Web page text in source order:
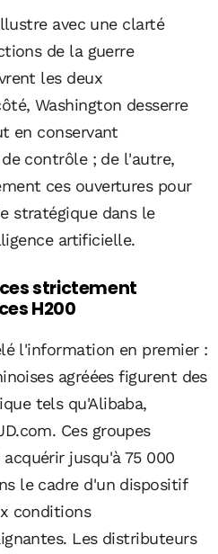
avec une clarté
de la guerre
les deux
Washington desserre
en conservant
contrôle ; de l'autre,
ces ouvertures pour
stratégique dans le
artificielle.
strictement
H200
l'information en premier :
agréées figurent des
tels qu'Alibaba,
Ces groupes
jusqu'à 75 000
le cadre d'un dispositif
conditions
Les distributeurs